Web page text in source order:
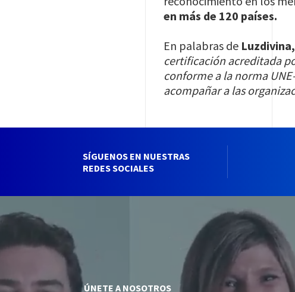
en más de 120 países.
En palabras de Luzdivina,
certificación acreditada
conforme a la norma
acompañar a las
SÍGUENOS EN NUESTRAS
REDES SOCIALES
ÚNETE A NOSOTROS